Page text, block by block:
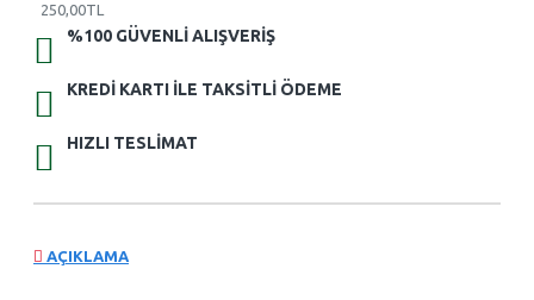
250,00TL
%100 GÜVENLI ALIŞVERIŞ
KREDI KARTI ILE TAKSITLI ÖDEME
HIZLI TESLIMAT
AÇIKLAMA